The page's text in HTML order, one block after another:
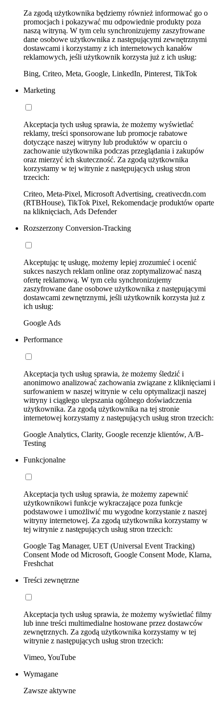
Za zgodą użytkownika będziemy również informować go o
promocjach i pokazywać mu odpowiednie produkty poza
naszą witryną. W tym celu synchronizujemy zaszyfrowane
dane osobowe użytkownika z następującymi zewnętrznymi
dostawcami i korzystamy z ich internetowych kanałów
reklamowych, jeśli użytkownik korzysta już z ich usług:
Bing, Criteo, Meta, Google, LinkedIn, Pinterest, TikTok
Marketing
Akceptacja tych usług sprawia, że możemy wyświetlać
reklamy, treści sponsorowane lub promocje rabatowe
dotyczące naszej witryny lub produktów w oparciu o
zachowanie użytkownika podczas przeglądania i zakupów
oraz mierzyć ich skuteczność. Za zgodą użytkownika
korzystamy w tej witrynie z następujących usług stron
trzecich:
Criteo, Meta-Pixel, Microsoft Advertising, creativecdn.com
(RTBHouse), TikTok Pixel, Rekomendacje produktów oparte
na kliknięciach, Ads Defender
Rozszerzony Conversion-Tracking
Akceptując tę usługę, możemy lepiej zrozumieć i ocenić
sukces naszych reklam online oraz zoptymalizować naszą
ofertę reklamową. W tym celu synchronizujemy
zaszyfrowane dane osobowe użytkownika z następującymi
dostawcami zewnętrznymi, jeśli użytkownik korzysta już z
ich usług:
Google Ads
Performance
Akceptacja tych usług sprawia, że możemy śledzić i
anonimowo analizować zachowania związane z kliknięciami i
surfowaniem w naszej witrynie w celu optymalizacji naszej
witryny i ciągłego ulepszania ogólnego doświadczenia
użytkownika. Za zgodą użytkownika na tej stronie
internetowej korzystamy z następujących usług stron trzecich:
Google Analytics, Clarity, Google recenzje klientów, A/B-
Testing
Funkcjonalne
Akceptacja tych usług sprawia, że możemy zapewnić
użytkownikowi funkcje wykraczające poza funkcje
podstawowe i umożliwić mu wygodne korzystanie z naszej
witryny internetowej. Za zgodą użytkownika korzystamy w
tej witrynie z następujących usług stron trzecich:
Google Tag Manager, UET (Universal Event Tracking)
Consent Mode od Microsoft, Google Consent Mode, Klarna,
Freshchat
Treści zewnętrzne
Akceptacja tych usług sprawia, że możemy wyświetlać filmy
lub inne treści multimedialne hostowane przez dostawców
zewnętrznych. Za zgodą użytkownika korzystamy w tej
witrynie z następujących usług stron trzecich:
Vimeo, YouTube
Wymagane
Zawsze aktywne